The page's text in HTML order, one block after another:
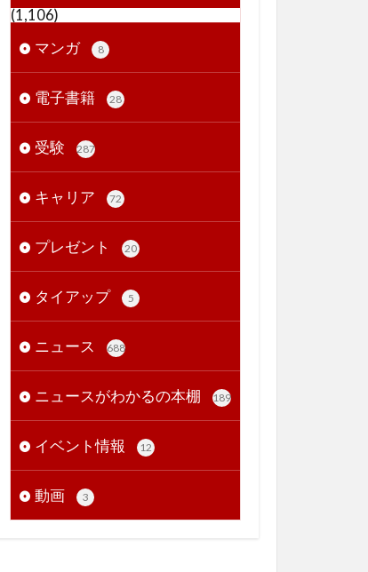
(1,106)
マンガ
8
電子書籍 28
受験 287
キャリア 72
プレゼント 20
タイアップ 5
ニュース 688
ニュースがわかるの本棚 189
イベント情報 12
動画 3